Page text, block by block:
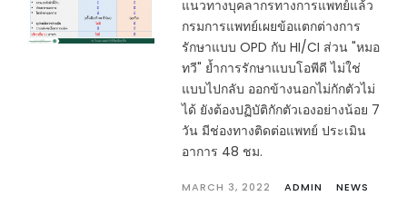
แนวทางบุคลากรทางการแพทย์แล้ว
กรมการแพทย์เผยข้อแตกต่างการ
รักษาแบบ OPD กับ HI/CI ส่วน "หมอ
ทวี" ย้ำการรักษาแบบโอพีดี ไม่ใช่
แบบไปกลับ ออกข้างนอกไม่กักตัวไม่
ได้ ยังต้องปฏิบัติกักตัวเองอย่างน้อย 7
วัน มีช่องทางติดต่อแพทย์ ประเมิน
อาการ 48 ชม.
MARCH 3, 2022 ADMIN
NEWS